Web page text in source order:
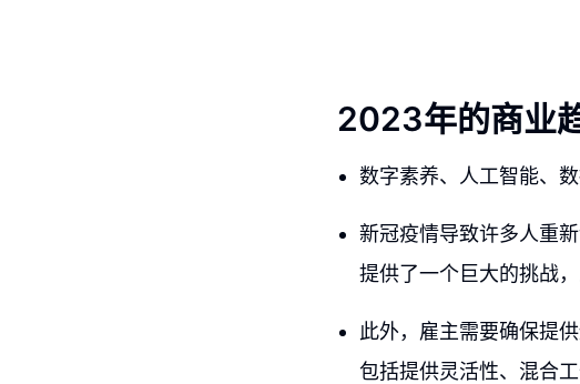
2023年的商业
数字素养、人工智能、
新冠疫情导致许多人重
提供了一个巨大的挑战
此外，雇主需要确保提
包括提供灵活性、混合